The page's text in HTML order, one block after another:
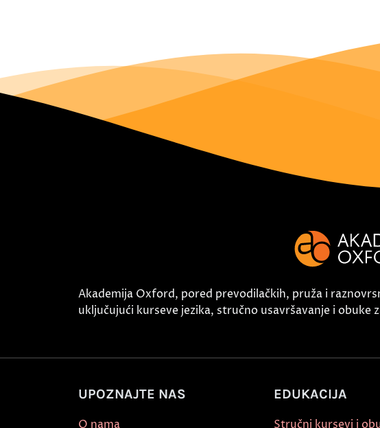
Akademija Oxford, pored prevodilačkih, pruža i
uključujući kurseve jezika, stručno usavršavanje i obuke
UPOZNAJTE NAS
O nama
EDUKACIJA
Stručni kursevi i